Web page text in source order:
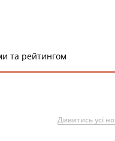
та рейтингом
Дивитись усі